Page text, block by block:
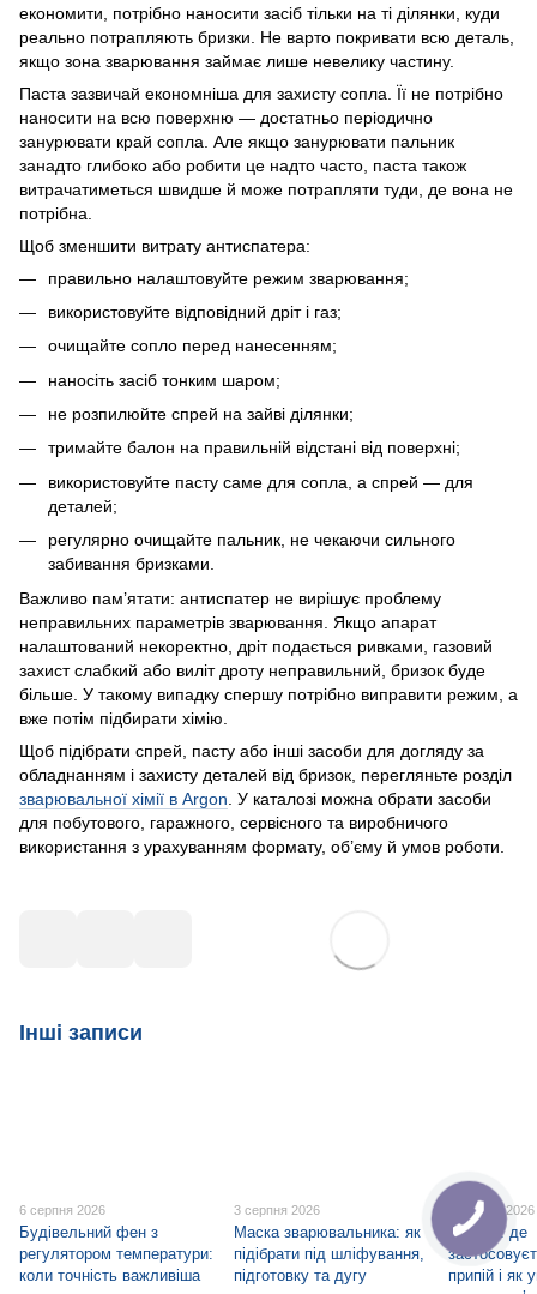
економити, потрібно наносити засіб тільки на ті ділянки, куди
реально потрапляють бризки. Не варто покривати всю деталь,
якщо зона зварювання займає лише невелику частину.
Паста зазвичай економніша для захисту сопла. Її не потрібно
наносити на всю поверхню — достатньо періодично
занурювати край сопла. Але якщо занурювати пальник
занадто глибоко або робити це надто часто, паста також
витрачатиметься швидше й може потрапляти туди, де вона не
потрібна.
Щоб зменшити витрату антиспатера:
правильно налаштовуйте режим зварювання;
використовуйте відповідний дріт і газ;
очищайте сопло перед нанесенням;
наносіть засіб тонким шаром;
не розпилюйте спрей на зайві ділянки;
тримайте балон на правильній відстані від поверхні;
використовуйте пасту саме для сопла, а спрей — для
деталей;
регулярно очищайте пальник, не чекаючи сильного
забивання бризками.
Важливо пам’ятати: антиспатер не вирішує проблему
неправильних параметрів зварювання. Якщо апарат
налаштований некоректно, дріт подається ривками, газовий
захист слабкий або виліт дроту неправильний, бризок буде
більше. У такому випадку спершу потрібно виправити режим, а
вже потім підбирати хімію.
Щоб підібрати спрей, пасту або інші засоби для догляду за
обладнанням і захисту деталей від бризок, перегляньте розділ
зварювальної хімії в Argon . У каталозі можна обрати засоби
для побутового, гаражного, сервісного та виробничого
використання з урахуванням формату, об’єму й умов роботи.
Інші записи
6 серпня 2026
Будівельний фен з
регулятором температури:
коли точність важливіша
3 серпня 2026
Маска зварювальника: як
підібрати під шліфування,
підготовку та дугу
1 серпня 2026
ПСр-45: де
припій і як